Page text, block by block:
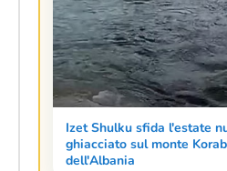
Izet Shulku sfida l'estate
ghiacciato sul monte
dell'Albania